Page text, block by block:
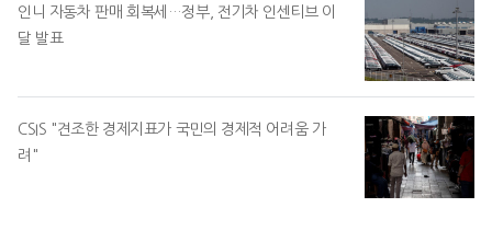
인니 자동차 판매 회복세…정부, 전기차 인센티브 이
달 발표
CSIS "견조한 경제지표가 국민의 경제적 어려움 가
려"